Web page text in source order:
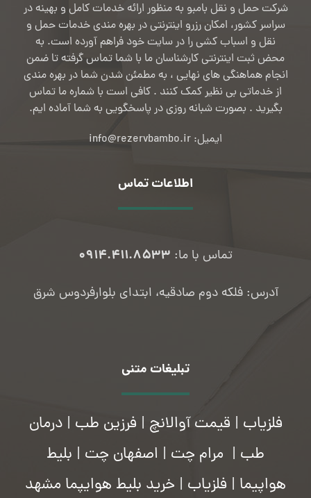
شرکت حمل و نقل بامبو به منظور ارائه خدمات کامل و بهینه در
سراسر کشور، امکان رزرو اینترنتی در بهره مندی خدمات حمل و
نقل و اسباب کشی را در سایت خود فراهم آورده است. به
محض ثبت اینترنتی کارشناسان ما با شما تماس گرفته تا ضمن
انجام هماهنگی های نهایی ، به مطمئن شدن شما در بهره مندی
از خدماتی بی نظیر کمک کنند . کافی است با شماره ما تماس
بگیرید . بصورت شبانه روزی در پاسخگویی به شما آماده ایم.
ایمیل: info@rezervbambo.ir
اطلاعات تماس
تماس با ما: ۰۹۱۴.۴۱۱.۸۵۳۳
آدرس: فلکه دوم صادقیه، ابتدای بلوارفردوس شرق
تبلیغات متنی
فلزیاب | قیمت آوالانچ | فرزین طب |درمان
طب | مرام چت | اصفهان چت | بلیط
هواپیما | فلزیاب | خرید بلیط هوایپما مشهد